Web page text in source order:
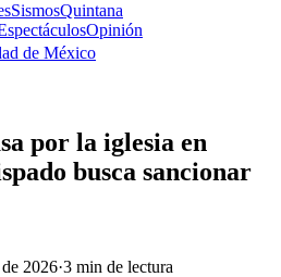
SismosQuintana
Opinión
de México
por la iglesia en
busca sancionar
2026·3 min de lectura